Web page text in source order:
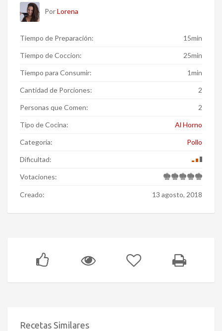
PorLorena
Tiempo de Preparación: 15min
Tiempo de Coccion: 25min
Tiempo para Consumir: 1min
Cantidad de Porciones: 2
Personas que Comen: 2
Tipo de Cocina: Al Horno
Categoría: Pollo
Dificultad:
Votaciones:
Creado: 13 agosto, 2018
Recetas Similares